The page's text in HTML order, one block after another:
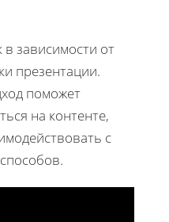
зависимости от
презентации.
поможет
на контенте,
с